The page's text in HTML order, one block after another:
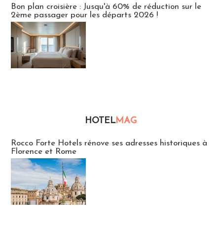
Bon plan croisière : Jusqu'à 60% de réduction sur le
2ème passager pour les départs 2026 !
HOTELMAG
Rocco Forte Hotels rénove ses adresses historiques à
Florence et Rome